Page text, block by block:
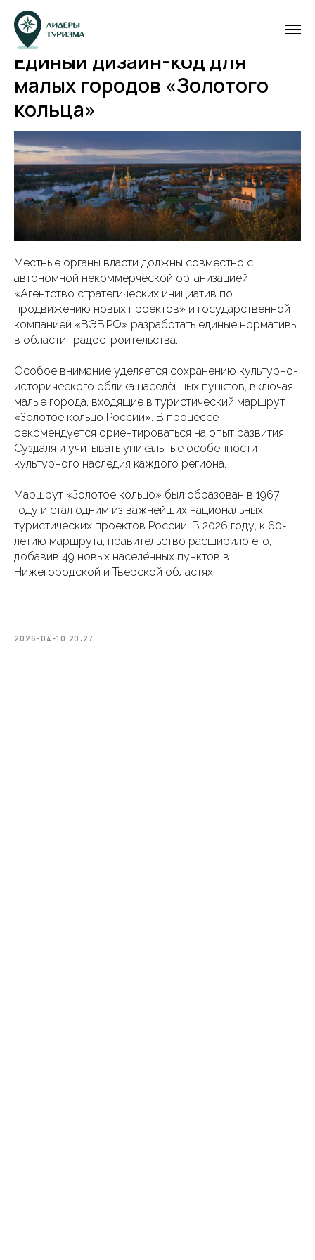
Единый дизайн-код для
малых городов «Золотого
кольца»
Местные органы власти должны совместно с
автономной некоммерческой организацией
«Агентство стратегических инициатив по
продвижению новых проектов» и государственной
компанией «ВЭБ.РФ» разработать единые нормативы
в области градостроительства.
Особое внимание уделяется сохранению культурно-
исторического облика населённых пунктов, включая
малые города, входящие в туристический маршрут
«Золотое кольцо России». В процессе
рекомендуется ориентироваться на опыт развития
Суздаля и учитывать уникальные особенности
культурного наследия каждого региона.
Маршрут «Золотое кольцо» был образован в 1967
году и стал одним из важнейших национальных
туристических проектов России. В 2026 году, к 60-
летию маршрута, правительство расширило его,
добавив 49 новых населённых пунктов в
Нижегородской и Тверской областях.
2026-04-10 20:27